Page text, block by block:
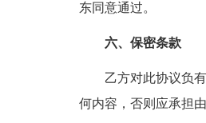
东同意通过。
六、保密条款
乙方对此协议负
何内容，否则应承担